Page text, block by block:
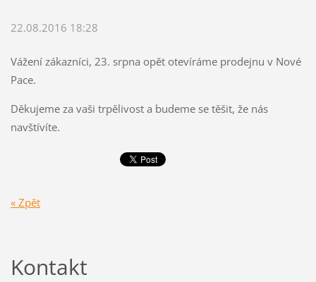
22.08.2016 18:28
Vážení zákazníci, 23. srpna opět otevíráme prodejnu v Nové
Pace.
Děkujeme za vaši trpělivost a budeme se těšit, že nás
navštívíte.
« Zpět
Kontakt